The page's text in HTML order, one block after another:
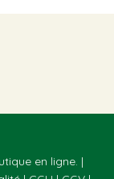
en ligne. |